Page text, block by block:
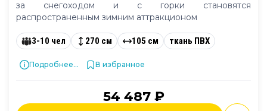
за снегоходом и с горки становятся
распространенным зимним аттракционом
3-10 чел 270 см 105 см ткань ПВХ
Подробнее... В избранное
54 487 ₽